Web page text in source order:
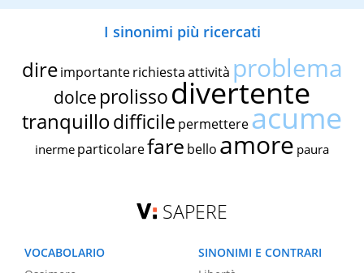
I sinonimi più ricercati
dire importante richiestaattività problema
dolce prolissodivertente
tranquillodifficile permettereacume
inerme particolarefare bello amore paura
SAPERE
VOCABOLARIO
SINONIMI E CONTRARI